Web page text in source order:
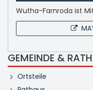
Wutha-Farnroda ist
GEMEINDE &
Ortsteile